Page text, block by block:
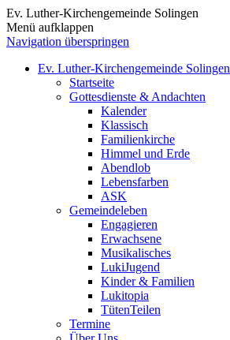
Ev. Luther-Kirchengemeinde Solingen
Menü aufklappen
Navigation überspringen
Ev. Luther-Kirchengemeinde Solingen
Startseite
Gottesdienste & Andachten
Kalender
Klassisch
Familienkirche
Himmel und Erde
Abendlob
Lebensfarben
ASK
Gemeindeleben
Engagieren
Erwachsene
Musikalisches
LukiJugend
Kinder & Familien
Lukitopia
TütenTeilen
Termine